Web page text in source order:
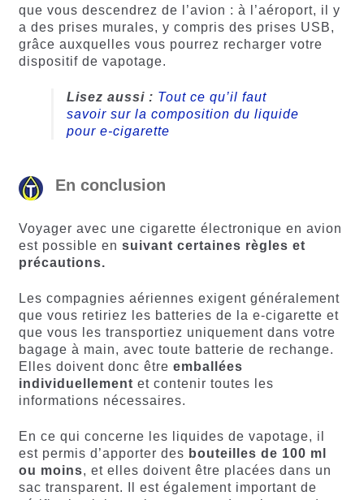
que vous descendrez de l’avion : à l’aéroport, il y
a des prises murales, y compris des prises USB,
grâce auxquelles vous pourrez recharger votre
dispositif de vapotage.
Lisez aussi : Tout ce qu’il faut
savoir sur la composition du liquide
pour e-cigarette
En conclusion
Voyager avec une cigarette électronique en avion
est possible en suivant certaines règles et
précautions.
Les compagnies aériennes exigent généralement
que vous retiriez les batteries de la e-cigarette et
que vous les transportiez uniquement dans votre
bagage à main, avec toute batterie de rechange.
Elles doivent donc être emballées
individuellement et contenir toutes les
informations nécessaires.
En ce qui concerne les liquides de vapotage, il
est permis d’apporter des bouteilles de 100 ml
ou moins, et elles doivent être placées dans un
sac transparent. Il est également important de